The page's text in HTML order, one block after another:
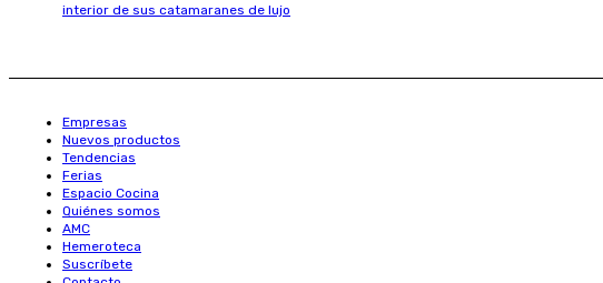
interior de sus catamaranes de lujo
Empresas
Nuevos productos
Tendencias
Ferias
Espacio Cocina
Quiénes somos
AMC
Hemeroteca
Suscríbete